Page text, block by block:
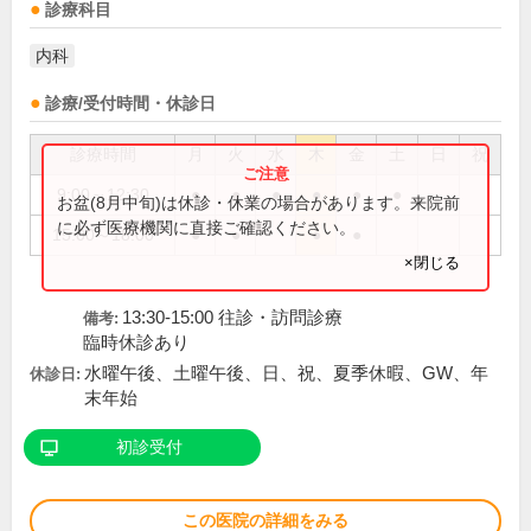
診療科目
内科
診療/受付時間・休診日
祝
9:00～12:30 ● ● ● ● ●
15:00～18:00 ● ● ●
お盆(8月中旬)は休診・休業の場合があります。来院前
に必ず医療機関に直接ご確認ください。
×閉じる
備考: 13:30-15:00 往診・訪問診療
臨時休診あり
休診日: 水曜午後、土曜午後、日、祝、夏季休暇、GW、年
末年始
初診受付
この医院の詳細をみる